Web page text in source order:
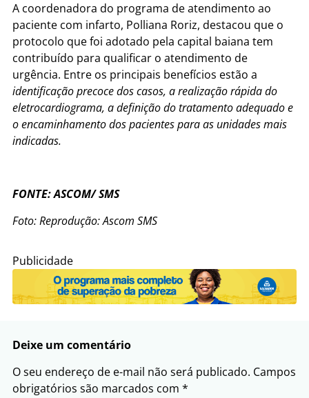
A coordenadora do programa de atendimento ao
paciente com infarto, Polliana Roriz, destacou que o
protocolo que foi adotado pela capital baiana tem
contribuído para qualificar o atendimento de
urgência. Entre os principais benefícios estão a
identificação precoce dos casos, a realização rápida do
eletrocardiograma, a definição do tratamento adequado e
o encaminhamento dos pacientes para as unidades mais
indicadas.
FONTE: ASCOM/ SMS
Foto: Reprodução: Ascom SMS
Publicidade
Deixe um comentário
O seu endereço de e-mail não será publicado. Campos
obrigatórios são marcados com *